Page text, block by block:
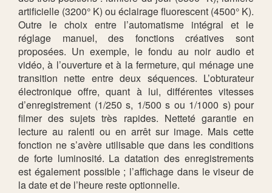
artificielle (3200° K) ou éclairage fluorescent (4500° K).
Outre le choix entre l’automatisme intégral et le
réglage manuel, des fonctions créatives sont
proposées. Un exemple, le fondu au noir audio et
vidéo, à l’ouverture et à la fermeture, qui ménage une
transition nette entre deux séquences. L’obturateur
électronique offre, quant à lui, différentes vitesses
d’enregistrement (1/250 s, 1/500 s ou 1/1000 s) pour
filmer des sujets très rapides. Netteté garantie en
lecture au ralenti ou en arrêt sur image. Mais cette
fonction ne s’avère utilisable que dans les conditions
de forte luminosité. La datation des enregistrements
est également possible ; l’affichage dans le viseur de
la date et de l’heure reste optionnelle.